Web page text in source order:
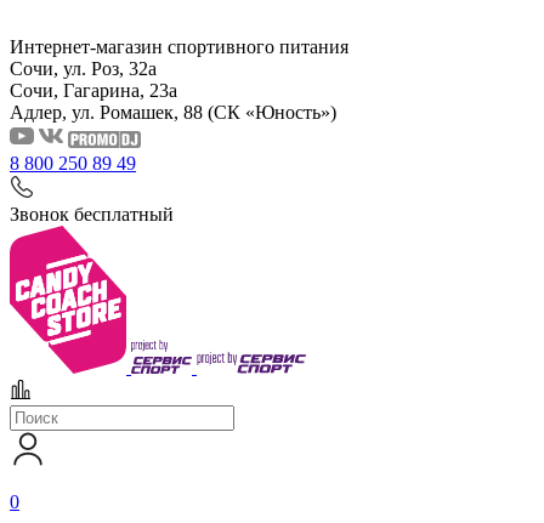
Интернет-магазин спортивного питания
Сочи, ул. Роз, 32а
Сочи, Гагарина, 23а
Адлер, ул. Ромашек, 88 (СК «Юность»)
8 800 250 89 49
Звонок бесплатный
0